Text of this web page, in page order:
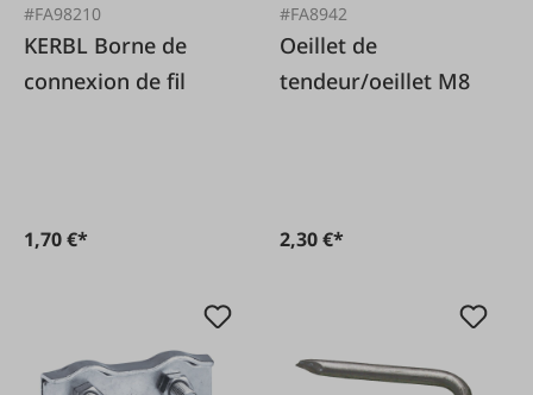
#FA98210
KERBL Borne de
connexion de fil
1,70 €*
#FA8942
Oeillet de
tendeur/oeillet M8
2,30 €*